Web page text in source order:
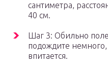
сантиметра,
40 см.
Шаг 3: Обильно
подождите немного,
впитается.